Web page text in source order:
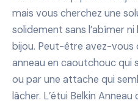
mais vous cherchez une
solidement sans l’abîmer
bijou. Peut-être avez-vous
anneau en caoutchouc qui
ou par une attache qui
lâcher. L’étui Belkin